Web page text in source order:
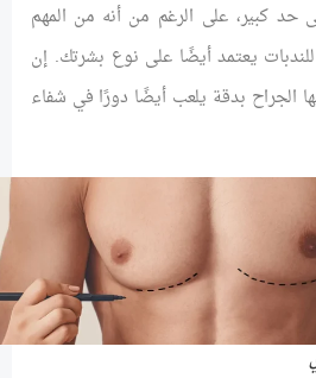
حد كبير، على الرغم من أنه من المهم
يعتمد أيضًا على نوع بشرتك. إن
الجراح بدقة يلعب أيضًا دورًا في شفاء